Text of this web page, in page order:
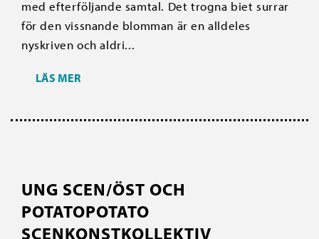
med efterföljande samtal. Det trogna biet surrar
för den vissnande blomman är en alldeles
nyskriven och aldri...
LÄS MER
UNG SCEN/ÖST OCH
POTATOPOTATO
SCENKONSTKOLLEKTIV